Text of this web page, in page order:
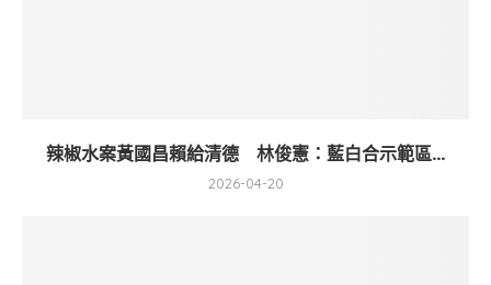
辣椒水案黃國昌賴給清德 林俊憲：藍白合示範區...
2026-04-20